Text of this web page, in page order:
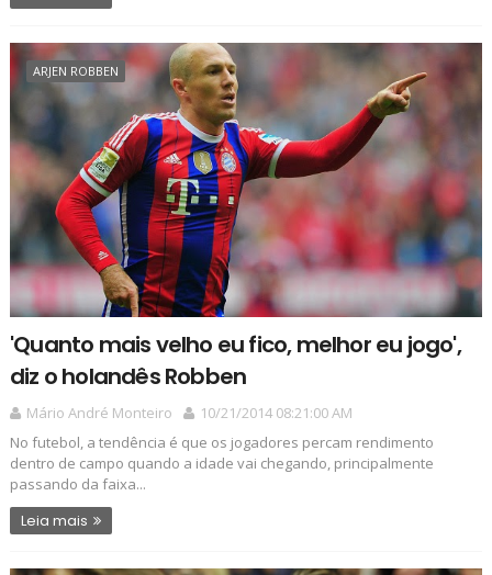
ARJEN ROBBEN
'Quanto mais velho eu fico, melhor eu jogo',
diz o holandês Robben
Mário André Monteiro
10/21/2014 08:21:00 AM
No futebol, a tendência é que os jogadores percam rendimento
dentro de campo quando a idade vai chegando, principalmente
passando da faixa...
Leia mais